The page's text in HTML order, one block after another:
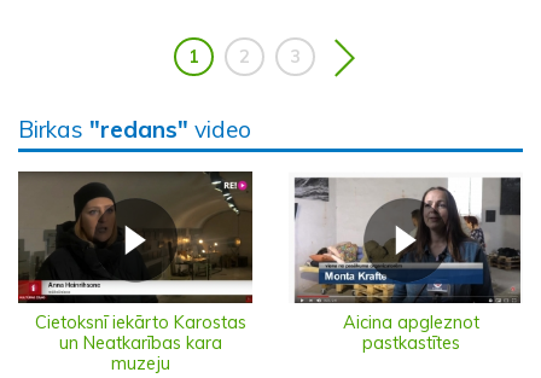
1 2 3
Birkas "redans" video
Cietoksnī iekārto Karostas
un Neatkarības kara
muzeju
Aicina apgleznot
pastkastītes